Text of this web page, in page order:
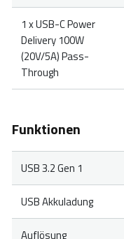
1 x USB-C Power
Delivery 100W
(20V/5A) Pass-
Through
Funktionen
USB 3.2 Gen 1
USB Akkuladung
Auflösung